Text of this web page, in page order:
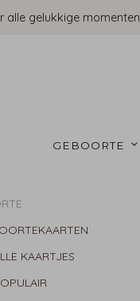
alle gelukkige momenten
GEBOORTE
KAARTJES